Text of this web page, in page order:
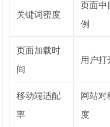
关键词密度
页面中
例
页面加载时
间
用户打
移动端适配
率
网站对
度